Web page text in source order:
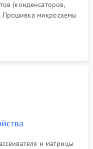
(конденсаторов,
Прошивка микросхемы
поломке подсветки —
светодиодов.
и матрицы